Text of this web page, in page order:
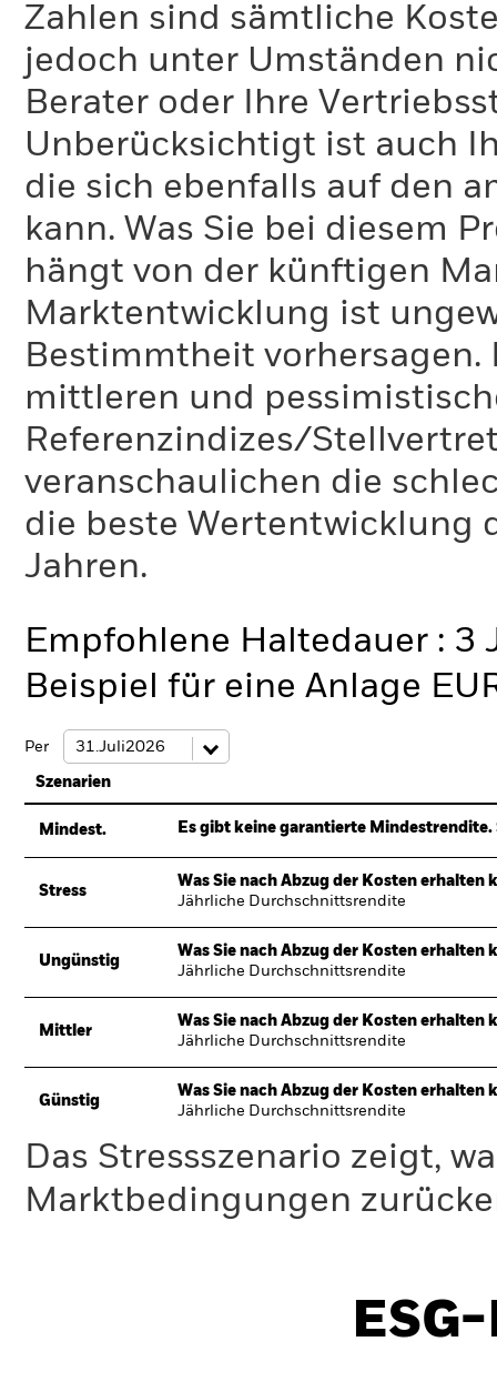
Zahlen sind sämtliche
jedoch unter Umständen
Berater oder Ihre
Unberücksichtigt ist auch
die sich ebenfalls auf den
kann. Was Sie bei diesem
hängt von der künftigen
Marktentwicklung ist
Bestimmtheit
mittleren und
Referenzindizes/
veranschaulichen die
die beste Wertentwicklung
Jahren.
Empfohlene Haltedauer : 3
Beispiel für eine Anlage
Per
Szenarien
Mindest. Es gibt keine garantierte
Stress
Was Sie nach Abzug der Kosten erhalten
Jährliche Durchschnittsrendite
Ungünstig
Was Sie nach Abzug der Kosten erhalten
Jährliche Durchschnittsrendite
Mittler
Was Sie nach Abzug der Kosten erhalten
Jährliche Durchschnittsrendite
Günstig
Was Sie nach Abzug der Kosten erhalten
Jährliche Durchschnittsrendite
Das Stressszenario zeigt,
Marktbedingungen